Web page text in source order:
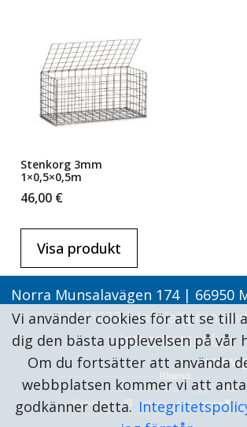
Stenkorg 3mm
1×0,5×0,5m
46,00 €
Visa produkt
Norra Munsalavägen 174 | 66950
6 7641033 |
Integritetspolicy
Vi använder cookies för att se till
dig den bästa upplevelsen på vår
Om du fortsätter att använda
webbplatsen kommer vi att
godkänner detta.